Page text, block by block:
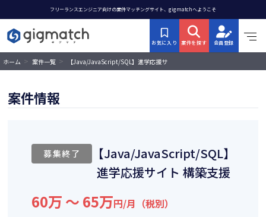
フリーランスエンジニア向けの案件マッチングサイト、gigmatchへようこそ
お気に入り 案件を探す 会員登録
ホーム > 案件一覧 >
【Java/JavaScript/SQL】進学応援サ
案件情報
募集終了
【Java/JavaScript/SQL】
進学応援サイト 構築支援
60万 〜 65万円/月（税別）